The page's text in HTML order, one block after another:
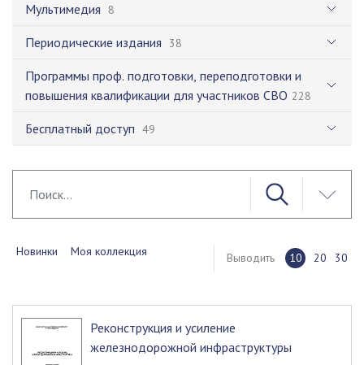
Мультимедия 8
Периодические издания 38
Программы проф. подготовки, переподготовки и
повышения квалификации для участников СВО 228
Бесплатный доступ 49
Новинки Моя коллекция Выводить 10 20 30
Реконструкция и усиление
железнодорожной инфраструктуры